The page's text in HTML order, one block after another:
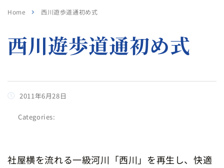
Home 西川遊歩道通初め式
西川遊歩道通初め式
2011年6月28日
Categories:
社屋横を流れる一級河川「西川」を再生し、快適